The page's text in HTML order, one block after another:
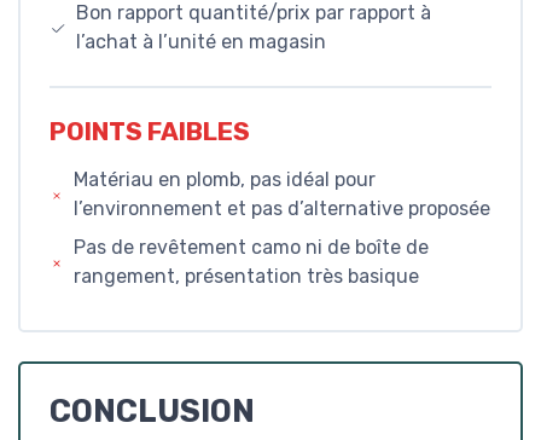
Bon rapport quantité/prix par rapport à
l’achat à l’unité en magasin
POINTS FAIBLES
Matériau en plomb, pas idéal pour
l’environnement et pas d’alternative proposée
Pas de revêtement camo ni de boîte de
rangement, présentation très basique
CONCLUSION